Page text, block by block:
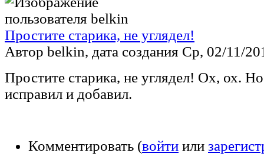
Простите старика, не углядел!
Автор belkin, дата создания Ср, 02/11/
Простите старика, не углядел! Ох, ох.
исправил и добавил.
Комментировать (войти или